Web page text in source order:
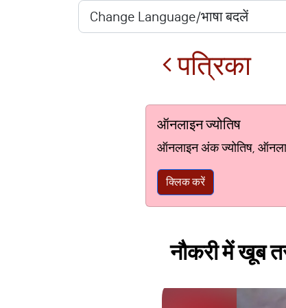
पत्रिका
ऑनलाइन ज्योतिष
ऑनलाइन अंक ज्योतिष,
क्लिक करें
नौकरी में खूब